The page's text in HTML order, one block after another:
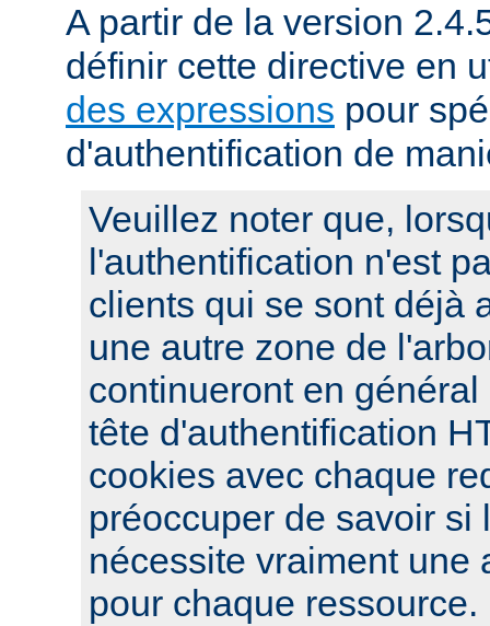
A partir de la version
définir cette directive en
des expressions pour
d'authentification de
Veuillez noter que,
l'authentification n'est
clients qui se sont déjà
une autre zone de
continueront en
tête d'authentification
cookies avec chaque
préoccuper de savoir si
nécessite vraiment une
pour chaque ressource.